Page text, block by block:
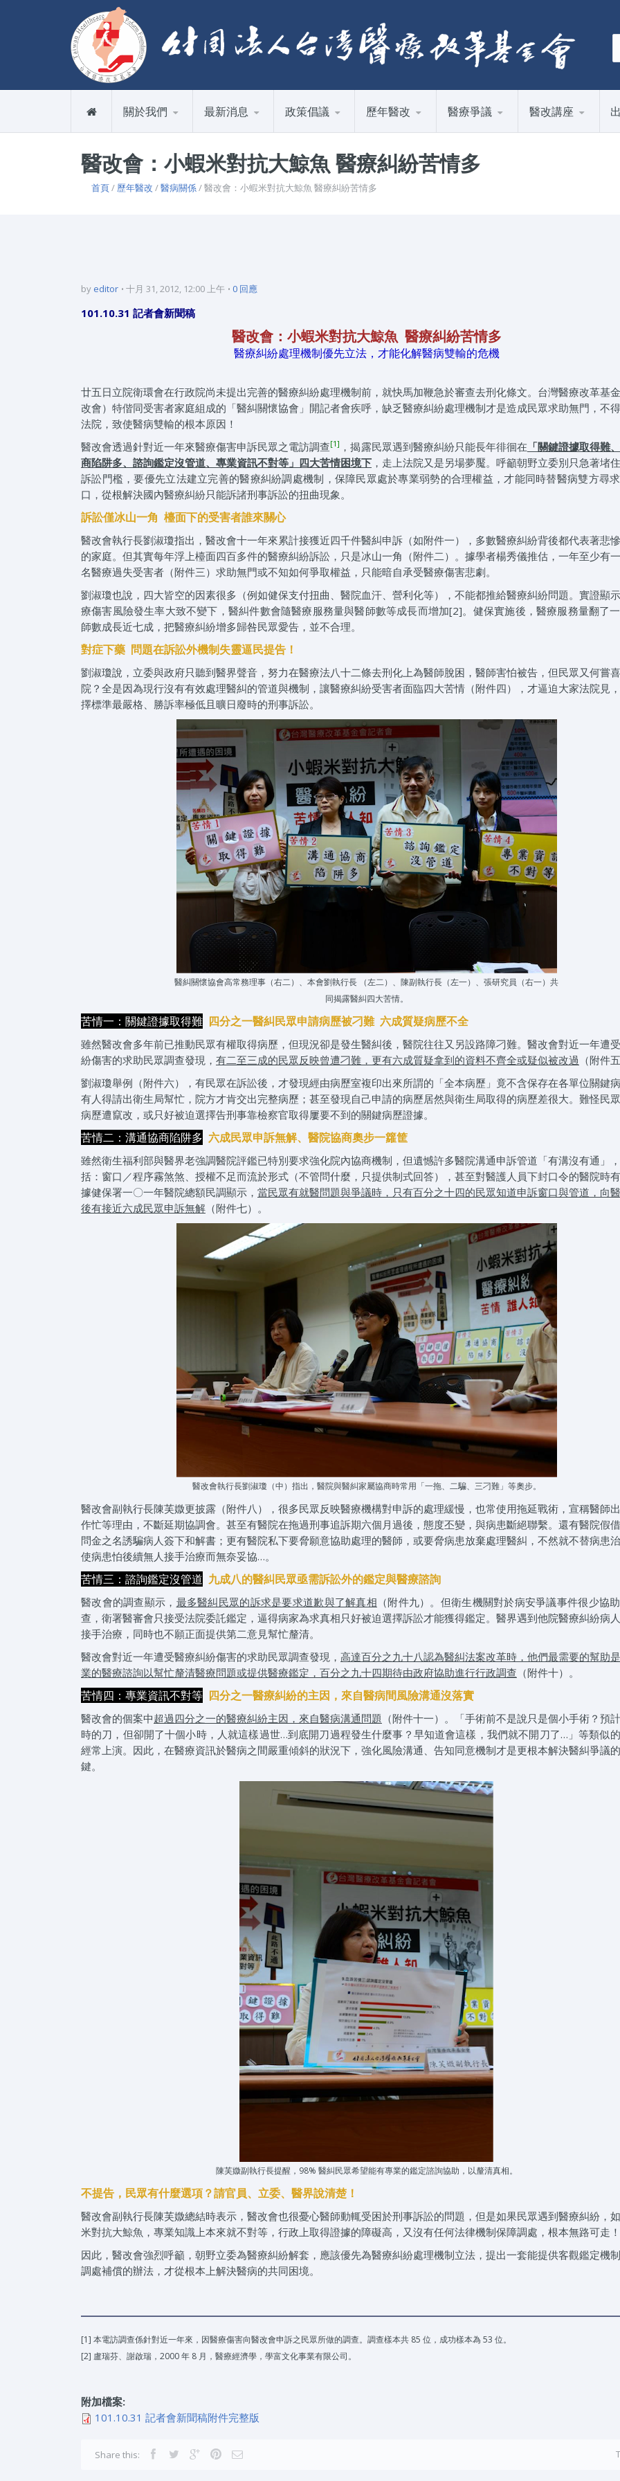
關於我們 最新消息 政策倡議 歷年醫改 醫療爭議 醫改講座
醫改會：小蝦米對抗大鯨魚 醫療糾紛苦情多
首頁/ 歷年醫改 /醫病關係/ 醫改會：小蝦米對抗大鯨魚 醫療糾紛苦情多
by editor 十月 31, 2012, 12:00 上午 0 回應
101.10.31 記者會新聞稿
醫改會：小蝦米對抗大鯨魚 醫療糾紛苦情多
醫療糾紛處理機制優先立法，才能化解醫病雙輸的危機
廿五日立院衛環會在行政院尚未提出完善的醫療糾紛處理機制前，就快馬加鞭急於審查去刑化條文。台灣醫療改革基
改會）特偕同受害者家庭組成的「醫糾關懷協會」開記者會疾呼，缺乏醫療糾紛處理機制才是造成民眾求助無門，不
法院，致使醫病雙輸的根本原因！
醫改會透過針對近一年來醫療傷害申訴民眾之電訪調查[1] ，揭露民眾遇到醫療糾紛只能長年徘徊在 「關鍵證據取得難
商陷阱多、諮詢鑑定沒管道、專業資訊不對等」四大苦情困境下 ，走上法院又是另場夢魘。呼籲朝野立委別只急著堵
訴訟門檻，要優先立法建立完善的醫療糾紛調處機制，保障民眾處於專業弱勢的合理權益，才能同時替醫病雙方尋
口，從根解決國內醫療糾紛只能訴諸刑事訴訟的扭曲現象。
訴訟僅冰山一角 檯面下的受害者誰來關心
醫改會執行長劉淑瓊指出，醫改會十一年來累計接獲近四千件醫糾申訴（如附件一），多數醫療糾紛背後都代表著悲
的家庭。但其實每年浮上檯面四百多件的醫療糾紛訴訟，只是冰山一角（附件二）。據學者楊秀儀推估，一年至少有
名醫療過失受害者（附件三）求助無門或不知如何爭取權益，只能暗自承受醫療傷害悲劇。
劉淑瓊也說，四大皆空的因素很多（例如健保支付扭曲、醫院血汗、營利化等），不能都推給醫療糾紛問題。實證顯
療傷害風險發生率大致不變下，醫糾件數會隨醫療服務量與醫師數等成長而增加[2]。健保實施後，醫療服務量翻了
師數成長近七成，把醫療糾紛增多歸咎民眾愛告，並不合理。
對症下藥 問題在訴訟外機制失靈逼民提告！
劉淑瓊說，立委與政府只聽到醫界聲音，努力在醫療法八十二條去刑化上為醫師脫困，醫師害怕被告，但民眾又何嘗
院？全是因為現行沒有有效處理醫糾的管道與機制，讓醫療糾紛受害者面臨四大苦情（附件四），才逼迫大家法院見
擇標準最嚴格、勝訴率極低且曠日廢時的刑事訴訟。
醫糾關懷協會高常務理事（右二）、本會劉執行長 （左二）、陳副執行長（左一）、張研究員（右一）共
同揭露醫糾四大苦情。
苦情一：關鍵證據取得難 四分之一醫糾民眾申請病歷被刁難 六成質疑病歷不全
雖然醫改會多年前已推動民眾有權取得病歷，但現況卻是發生醫糾後，醫院往往又另設路障刁難。醫改會對近一年遭
紛傷害的求助民眾調查發現， 有二至三成的民眾反映曾遭刁難，更有六成質疑拿到的資料不齊全或疑似被改過 （附件
劉淑瓊舉例（附件六），有民眾在訴訟後，才發現經由病歷室複印出來所謂的「全本病歷」竟不含保存在各單位關鍵
有人得請出衛生局幫忙，院方才肯交出完整病歷；甚至發現自己申請的病歷居然與衛生局取得的病歷差很大。難怪民
病歷遭竄改，或只好被迫選擇告刑事靠檢察官取得屢要不到的關鍵病歷證據。
苦情二：溝通協商陷阱多 六成民眾申訴無解、醫院協商奧步一籮筐
雖然衛生福利部與醫界老強調醫院評鑑已特別要求強化院內協商機制，但遺憾許多醫院溝通申訴管道「有溝沒有通」
括：窗口／程序霧煞煞、授權不足而流於形式（不管問什麼，只提供制式回答），甚至對醫護人員下封口令的醫院時有
據健保署一〇一年醫院總額民調顯示， 當民眾有就醫問題與爭議時，只有百分之十四的民眾知道申訴窗口與管道，向
後有接近六成民眾申訴無解 （附件七）。
醫改會執行長劉淑瓊（中）指出，醫院與醫糾家屬協商時常用「一拖、二騙、三刁難」等奧步。
醫改會副執行長陳芙媺更披露（附件八），很多民眾反映醫療機構對申訴的處理緩慢，也常使用拖延戰術，宣稱醫師
作忙等理由，不斷延期協調會。甚至有醫院在拖過刑事追訴期六個月過後，態度丕變，與病患斷絕聯繫。還有醫院假
問金之名誘騙病人簽下和解書；更有醫院私下要脅願意協助處理的醫師，或要脅病患放棄處理醫糾，不然就不替病患
使病患怕後續無人接手治療而無奈妥協…。
苦情三：諮詢鑑定沒管道 九成八的醫糾民眾亟需訴訟外的鑑定與醫療諮詢
醫改會的調查顯示， 最多醫糾民眾的訴求是要求道歉與了解真相 （附件九）。但衛生機關對於病安爭議事件很少協
查，衛署醫審會只接受法院委託鑑定，逼得病家為求真相只好被迫選擇訴訟才能獲得鑑定。醫界遇到他院醫療糾紛病
接手治療，同時也不願正面提供第二意見幫忙釐清。
醫改會對近一年遭受醫療糾紛傷害的求助民眾調查發現， 高達百分之九十八認為醫糾法案改革時，他們最需要的幫助
業的醫療諮詢以幫忙釐清醫療問題或提供醫療鑑定，百分之九十四期待由政府協助進行行政調查 （附件十）。
苦情四：專業資訊不對等 四分之一醫療糾紛的主因，來自醫病間風險溝通沒落實
醫改會的個案中超過四分之一的醫療糾紛主因，來自醫病溝通問題 （附件十一）。「手術前不是說只是個小手術？預
時的刀，但卻開了十個小時，人就這樣過世…到底開刀過程發生什麼事？早知道會這樣，我們就不開刀了…」等類似的
經常上演。因此，在醫療資訊於醫病之間嚴重傾斜的狀況下，強化風險溝通、告知同意機制才是更根本解決醫糾爭議
鍵。
陳芙媺副執行長提醒，98% 醫糾民眾希望能有專業的鑑定諮詢協助，以釐清真相。
不提告，民眾有什麼選項？請官員、立委、醫界說清楚！
醫改會副執行長陳芙媺總結時表示，醫改會也很憂心醫師動輒受困於刑事訴訟的問題，但是如果民眾遇到醫療糾紛，
米對抗大鯨魚，專業知識上本來就不對等，行政上取得證據的障礙高，又沒有任何法律機制保障調處，根本無路可走！
因此，醫改會強烈呼籲，朝野立委為醫療糾紛解套，應該優先為醫療糾紛處理機制立法，提出一套能提供客觀鑑定機
調處補償的辦法，才從根本上解決醫病的共同困境。
[1] 本電訪調查係針對近一年來，因醫療傷害向醫改會申訴之民眾所做的調查。調查樣本共 85 位，成功樣本為 53 位。
[2] 盧瑞芬、謝啟瑞，2000 年 8 月，醫療經濟學，學富文化事業有限公司。
附加檔案:
101.10.31 記者會新聞稿附件完整版
Share this: